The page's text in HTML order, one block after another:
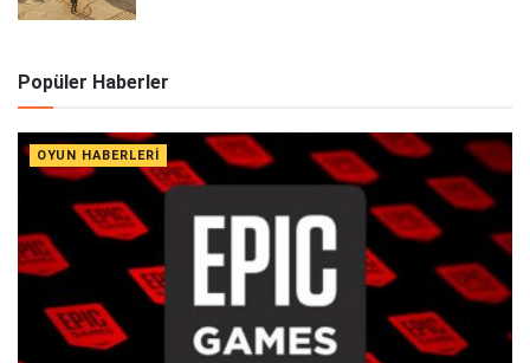
Popüler Haberler
OYUN HABERLERI